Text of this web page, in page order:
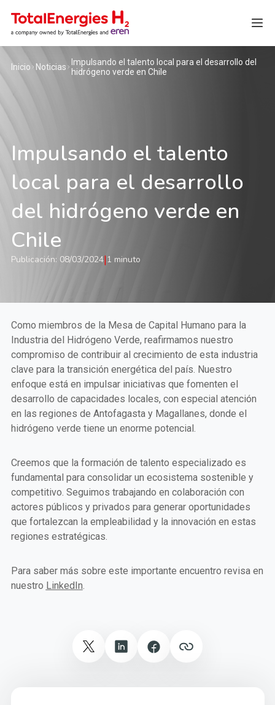
Inicio Noticias
Impulsando el talento local para el desarrollo del
hidrógeno verde en Chile
Impulsando el talento
local para el desarrollo
del hidrógeno verde en
Chile
Publicación: 08/03/2024|1 minuto
Como miembros de la Mesa de Capital Humano para la
Industria del Hidrógeno Verde, reafirmamos nuestro
compromiso de contribuir al crecimiento de esta industria
clave para la transición energética del país. Nuestro
enfoque está en impulsar iniciativas que fomenten el
desarrollo de capacidades locales, con especial atención
en las regiones de Antofagasta y Magallanes, donde el
hidrógeno verde tiene un enorme potencial.
Creemos que la formación de talento especializado es
fundamental para consolidar un ecosistema sostenible y
competitivo. Seguimos trabajando en colaboración con
actores públicos y privados para generar oportunidades
que fortalezcan la empleabilidad y la innovación en estas
regiones estratégicas.
Para saber más sobre este importante encuentro revisa en
nuestro LinkedIn.